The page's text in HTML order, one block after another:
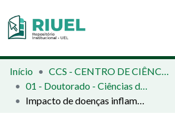
Orientações e Normas
Comunidades e Coleções
Início
CCS - CENTRO DE CIÊNCIAS DA SAÚDE
01 - Doutorado - Ciências da Saúde
Impacto de doenças inflamatórias crônicas na saúde reprodutiva e no desenvolvimento da prole de ratos Wistar: uma perspectiva de diabetes mellitus e periodontite